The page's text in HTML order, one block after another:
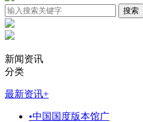
新闻资讯
分类
最新资讯+
•中国国度版本馆广